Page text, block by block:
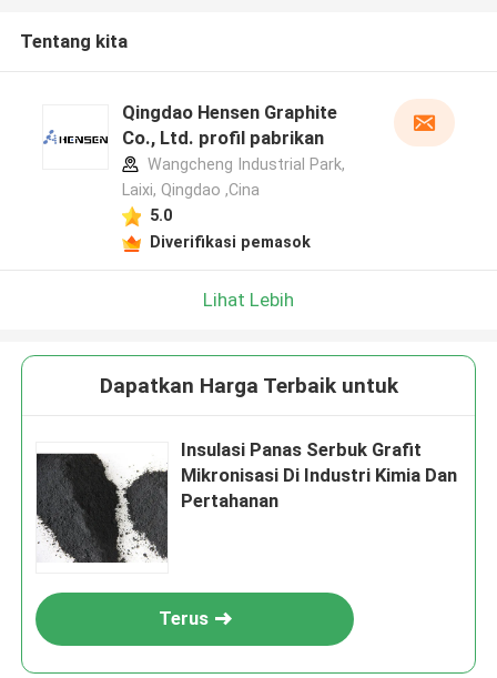
Tentang kita
Qingdao Hensen Graphite
Co., Ltd. profil pabrikan
Wangcheng Industrial Park,
Laixi, Qingdao ,Cina
5.0
Diverifikasi pemasok
Lihat Lebih
Dapatkan Harga Terbaik untuk
Insulasi Panas Serbuk Grafit
Mikronisasi Di Industri Kimia Dan
Pertahanan
Terus